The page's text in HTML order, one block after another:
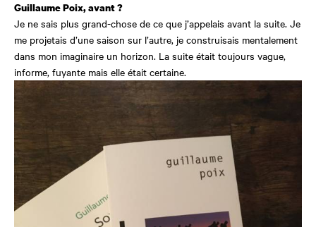
Guillaume Poix, avant ?
Je ne sais plus grand-chose de ce que j’appelais avant la suite. Je
me projetais d’une saison sur l’autre, je construisais mentalement
dans mon imaginaire un horizon. La suite était toujours vague,
informe, fuyante mais elle était certaine.